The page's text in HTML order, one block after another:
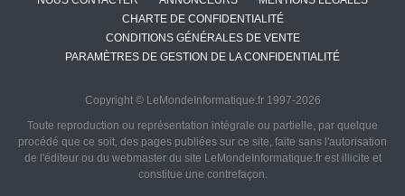
CHARTE DE CONFIDENTIALITÉ
CONDITIONS GÉNÉRALES DE VENTE
PARAMÈTRES DE GESTION DE LA CONFIDENTIALITÉ
Copyright © LeMondeInformatique.fr 1997-2026
Toute reproduction ou représentation intégrale ou partielle, par quelque
procédé que ce soit, des pages publiées sur ce site, faite sans l'autorisation
de l'éditeur ou du webmaster du site LeMondeInformatique.fr est illicite et
constitue une contrefaçon.